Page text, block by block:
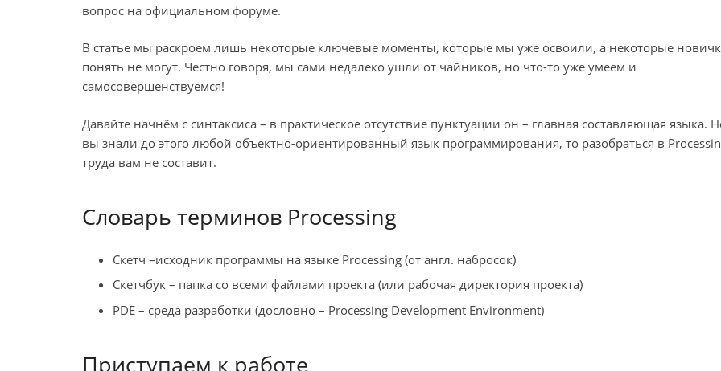
вопрос на официальном форуме.
В статье мы раскроем лишь некоторые ключевые моменты, которые мы уже освоили, а некоторые
понять не могут. Честно говоря, мы сами недалеко ушли от чайников, но что-то уже умеем и
самосовершенствуемся!
Давайте начнём с синтаксиса – в практическое отсутствие пунктуации он – главная составляющая языка.
вы знали до этого любой объектно-ориентированный язык программирования, то разобраться в
труда вам не составит.
Словарь терминов Processing
Скетч –исходник программы на языке Processing (от англ. набросок)
Скетчбук – папка со всеми файлами проекта (или рабочая директория проекта)
PDE – среда разработки (дословно – Processing Development Environment)
Приступаем к работе